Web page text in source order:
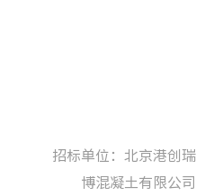
招标单位：北京港创瑞
博混凝土有限公司